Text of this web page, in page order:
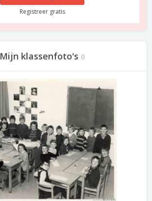
Registreer gratis
Mijn klassenfoto's 0